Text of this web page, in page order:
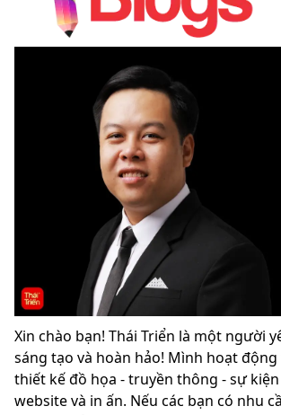
Xin chào bạn! Thái Triển là một người
sáng tạo và hoàn hảo! Mình hoạt
thiết kế đồ họa - truyền thông - sự
website và in ấn. Nếu các bạn có nhu